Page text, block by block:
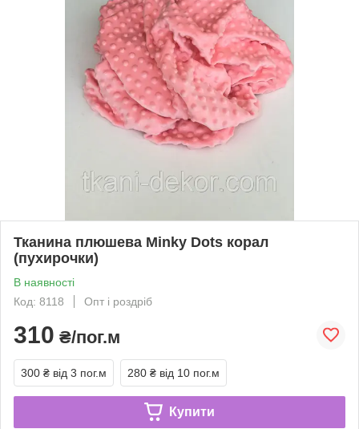
Тканина плюшева Minky Dots корал
(пухирочки)
В наявності
Код: 8118
Опт і роздріб
310 ₴/пог.м
300 ₴ від 3 пог.м 280 ₴ від 10 пог.м
Купити